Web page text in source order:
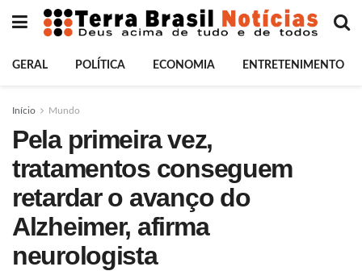
GERAL POLÍTICA ECONOMIA ENTRETENIMENTO
Início Mundo
Pela primeira vez,
tratamentos conseguem
retardar o avanço do
Alzheimer, afirma
neurologista